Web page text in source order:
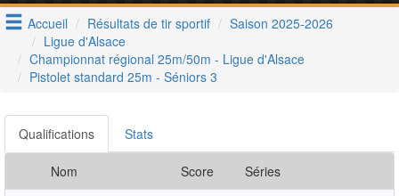
Accueil Résultats de tir sportif
Saison 2025-2026
Ligue d'Alsace
Championnat régional 25m/50m - Ligue d'Alsace
Pistolet standard 25m - Séniors 3
Qualifications Stats
Nom Score Séries